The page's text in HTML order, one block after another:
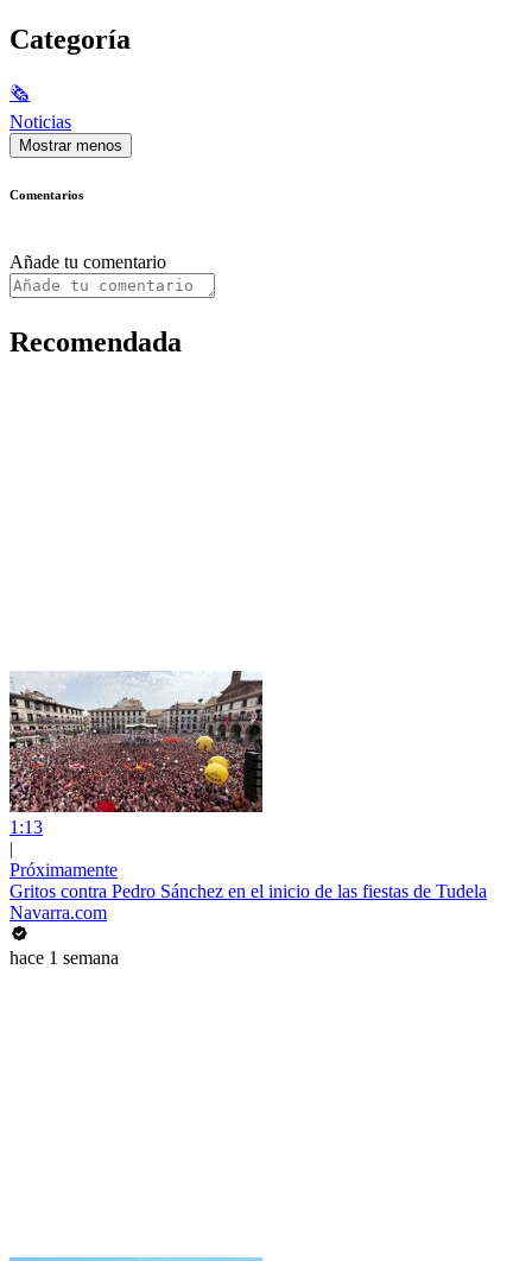
Categoría
🗞
Noticias
Mostrar menos
Comentarios
Añade tu comentario
Recomendada
1:13
|
Próximamente
Gritos contra Pedro Sánchez en el inicio de las fiestas de Tudela
Navarra.com
hace 1 semana